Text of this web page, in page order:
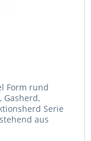
Form rund
Gasherd,
Serie
aus